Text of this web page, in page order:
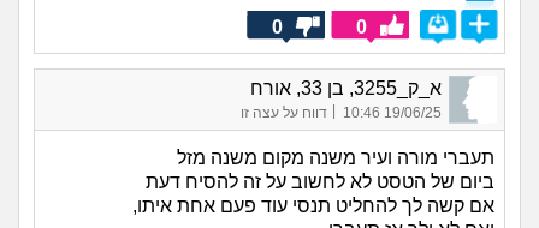
0
0
א_ק_3255, בן 33, אורח
19/06/25 10:46 דווח על עצה זו
תעברי מורה ועיר משנה מקום משנה מזל
ביום של הטסט לא לחשוב על זה להסיח דעת
אם קשה לך להחליט תנסי עוד פעם אחת איתו,